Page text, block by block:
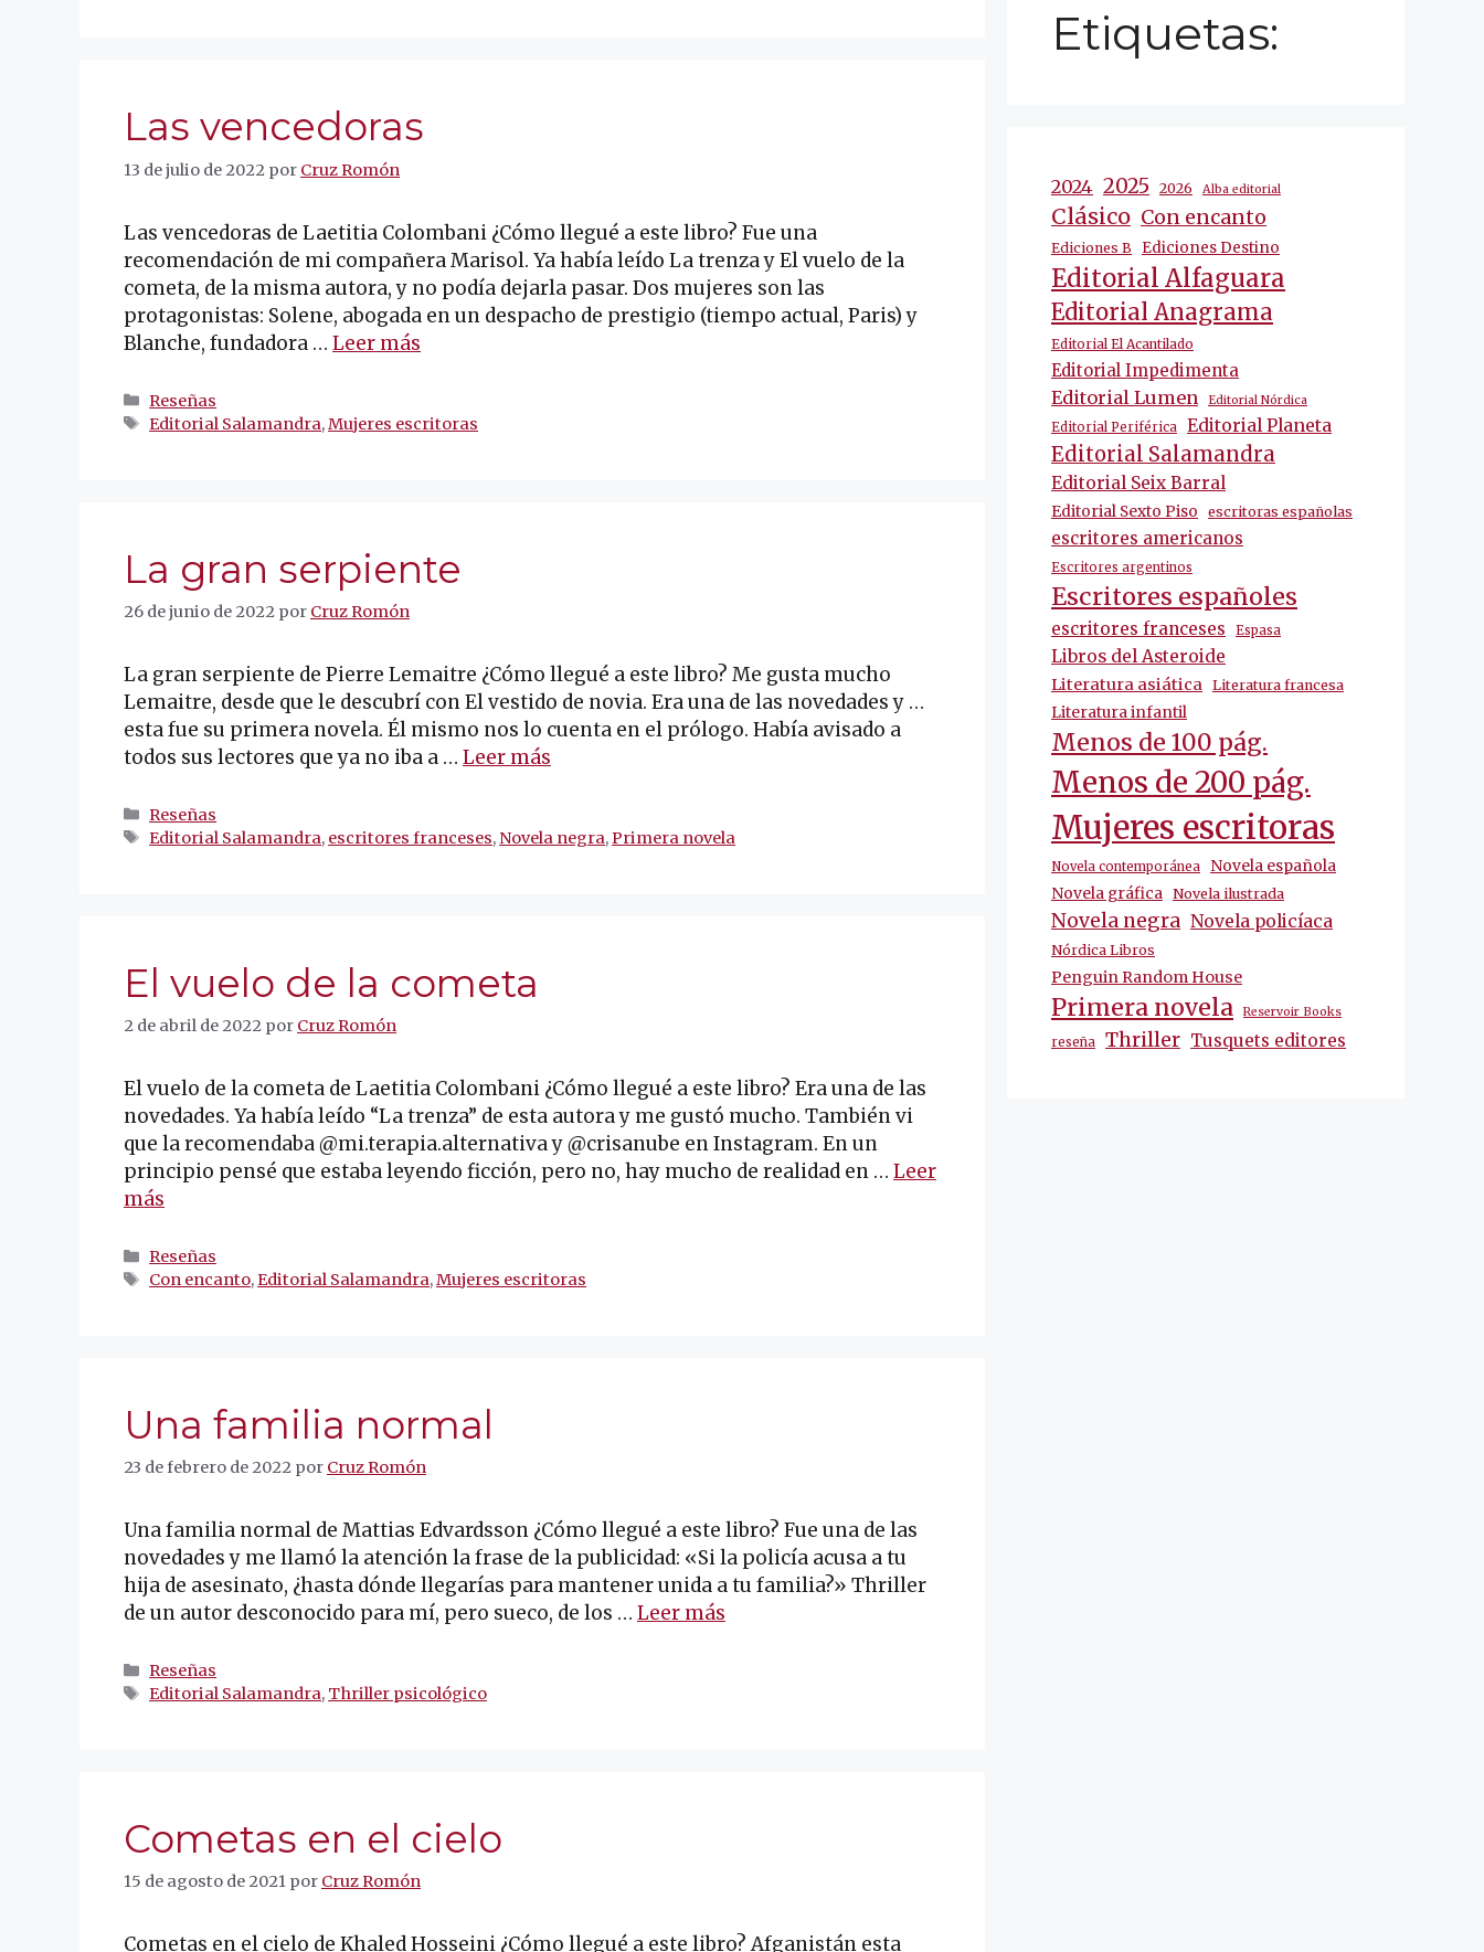
Las vencedoras
13 de julio de 2022 por Cruz Romón
Las vencedoras de Laetitia Colombani ¿Cómo llegué a este libro? Fue una
recomendación de mi compañera Marisol. Ya había leído La trenza y El vuelo de la
cometa, de la misma autora, y no podía dejarla pasar. Dos mujeres son las
protagonistas: Solene, abogada en un despacho de prestigio (tiempo actual, Paris) y
Blanche, fundadora … Leer más
Categorías
Reseñas
Etiquetas
Editorial Salamandra,Mujeres escritoras
La gran serpiente
26 de junio de 2022 por Cruz Romón
La gran serpiente de Pierre Lemaitre ¿Cómo llegué a este libro? Me gusta mucho
Lemaitre, desde que le descubrí con El vestido de novia. Era una de las novedades y …
esta fue su primera novela. Él mismo nos lo cuenta en el prólogo. Había avisado a
todos sus lectores que ya no iba a … Leer más
Categorías
Reseñas
Etiquetas
Editorial Salamandra, escritores franceses,Novela negra,Primera novela
El vuelo de la cometa
2 de abril de 2022 por Cruz Romón
El vuelo de la cometa de Laetitia Colombani ¿Cómo llegué a este libro? Era una de las
novedades. Ya había leído “La trenza” de esta autora y me gustó mucho. También vi
que la recomendaba @mi.terapia.alternativa y @crisanube en Instagram. En un
principio pensé que estaba leyendo ficción, pero no, hay mucho de realidad en … Leer
más
Categorías
Reseñas
Etiquetas
Con encanto,Editorial Salamandra,Mujeres escritoras
Una familia normal
23 de febrero de 2022 por Cruz Romón
Una familia normal de Mattias Edvardsson ¿Cómo llegué a este libro? Fue una de las
novedades y me llamó la atención la frase de la publicidad: «Si la policía acusa a tu
hija de asesinato, ¿hasta dónde llegarías para mantener unida a tu familia?» Thriller
de un autor desconocido para mí, pero sueco, de los … Leer más
Categorías
Reseñas
Etiquetas
Editorial Salamandra, Thriller psicológico
Cometas en el cielo
15 de agosto de 2021 por Cruz Romón
Cometas en el cielo de Khaled Hosseini ¿Cómo llegué a este libro? Afganistán esta
Etiquetas:
2024 2025 2026 Alba editorial
Clásico Con encanto
Ediciones B Ediciones Destino
Editorial Alfaguara
Editorial Anagrama
Editorial El Acantilado
Editorial Impedimenta
Editorial Lumen Editorial Nórdica
Editorial Periférica Editorial Planeta
Editorial Salamandra
Editorial Seix Barral
Editorial Sexto Piso escritoras españolas
escritores americanos
Escritores argentinos
Escritores españoles
escritores franceses Espasa
Libros del Asteroide
Literatura asiática Literatura francesa
Literatura infantil
Menos de 100 pág.
Menos de 200 pág.
Mujeres escritoras
Novela contemporánea
Novela española
Novela gráfica Novela ilustrada
Novela negra Novela policíaca
Nórdica Libros
Penguin Random House
Primera novela Reservoir Books
reseña Thriller Tusquets editores